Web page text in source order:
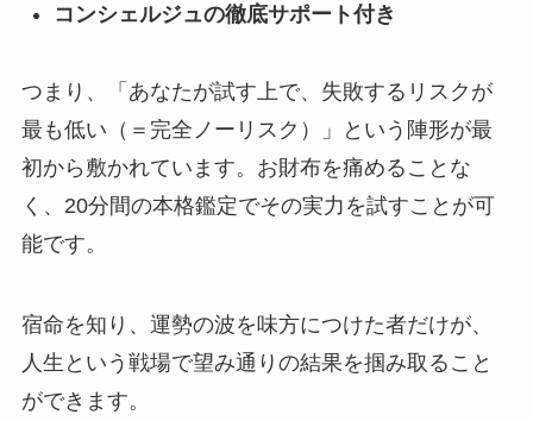
コンシェルジュの徹底サポート付き
つまり、「あなたが試す上で、失敗するリスクが
最も低い（＝完全ノーリスク）」という陣形が最
初から敷かれています。お財布を痛めることな
く、20分間の本格鑑定でその実力を試すことが可
能です。
宿命を知り、運勢の波を味方につけた者だけが、
人生という戦場で望み通りの結果を掴み取ること
ができます。